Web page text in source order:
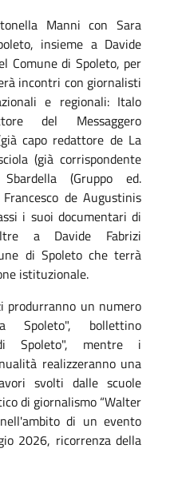
Manni con Sara
insieme a Davide
Comune di Spoleto, per
incontri con giornalisti
e regionali: Italo
del Messaggero
capo redattore de La
(già corrispondente
(Gruppo ed.
de Augustinis
i suoi documentari di
a Davide Fabrizi
di Spoleto che terrà
istituzionale.
produrranno un numero
bollettino
Spoleto", mentre i
realizzeranno una
svolti dalle scuole
di giornalismo “Walter
di un evento
2026, ricorrenza della